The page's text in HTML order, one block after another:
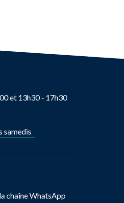
et 13h30 - 17h30
samedis
chaîne WhatsApp